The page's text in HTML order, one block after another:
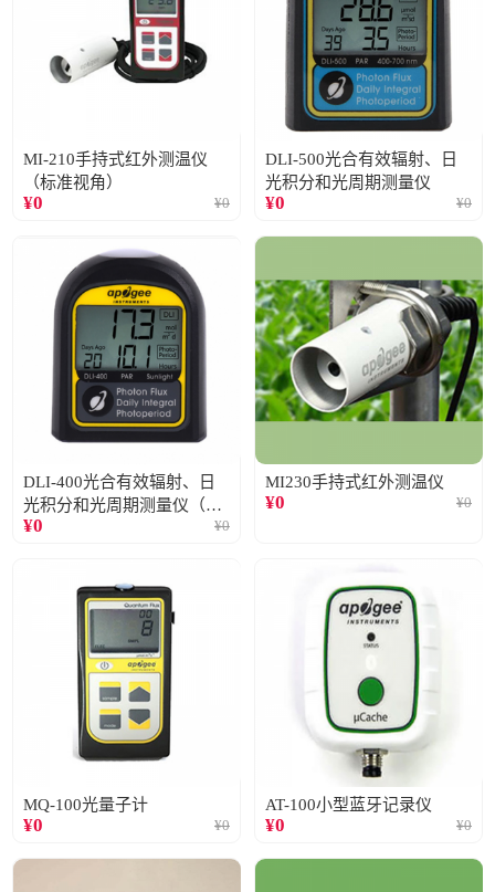
MI-210手持式红外测温仪
（标准视角）
¥0 ¥0
DLI-500光合有效辐射、日
光积分和光周期测量仪
¥0 ¥0
DLI-400光合有效辐射、日
光积分和光周期测量仪（仅
阳光）
¥0 ¥0
MI230手持式红外测温仪
¥0 ¥0
MQ-100光量子计
¥0 ¥0
AT-100小型蓝牙记录仪
¥0 ¥0